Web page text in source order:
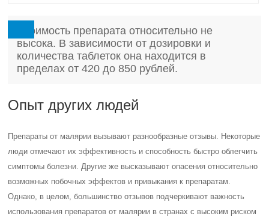
Стоимость препарата относительно не
высока. В зависимости от дозировки и
количества таблеток она находится в
пределах от 420 до 850 рублей.
Опыт других людей
Препараты от малярии вызывают разнообразные отзывы. Некоторые
люди отмечают их эффективность и способность быстро облегчить
симптомы болезни. Другие же высказывают опасения относительно
возможных побочных эффектов и привыкания к препаратам.
Однако, в целом, большинство отзывов подчеркивают важность
использования препаратов от малярии в странах с высоким риском